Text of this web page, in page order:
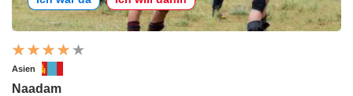
Asien
Naadam